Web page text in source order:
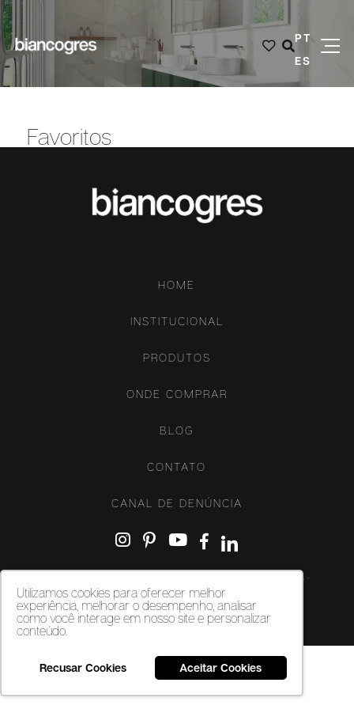
Utilizamos cookies para oferecer melhor
experiência, melhorar o desempenho, analisar
como você interage em nosso site e personalizar
conteúdo.
Recusar Cookies Aceitar Cookies
PT
ES
Favoritos
HOME
INSTITUCIONAL
PRODUTOS
ONDE COMPRAR
BLOG
CONTATO
CANAL DE DENÚNCIA
Copyright ©‎ 2026. Porcelanatos, revestimentos cerâmicos e vinílicos -
Biancogres - Todos os direitos reservados.